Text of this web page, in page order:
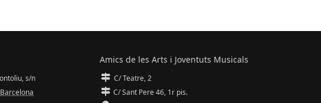
s/n
Barcelona
Amics de les Arts i Joventuts Musicals
C/ Teatre, 2
C/ Sant Pere 46, 1r pis.